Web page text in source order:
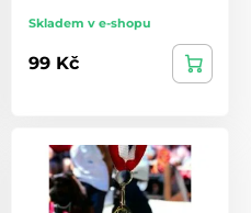
Skladem v e-shopu
99 Kč